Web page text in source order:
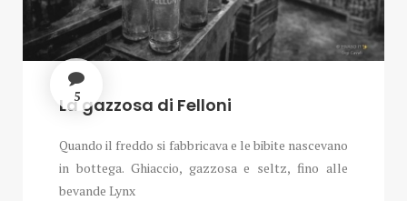
5
La gazzosa di Felloni
Quando il freddo si fabbricava e le bibite nascevano
in bottega. Ghiaccio, gazzosa e seltz, fino alle
bevande Lynx